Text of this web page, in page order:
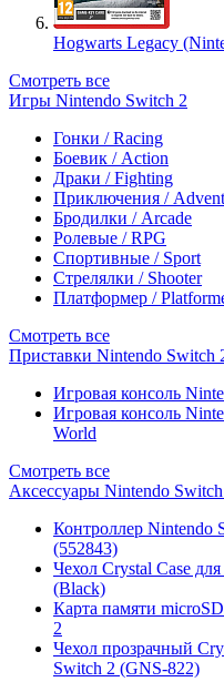
Hogwarts Legacy
Смотреть все
Игры Nintendo Switch 2
Гонки / Racing
Боевик / Action
Драки / Fighting
Приключения /
Бродилки / Arcade
Ролевые / RPG
Спортивные / Sport
Стрелялки / Shooter
Платформер /
Смотреть все
Приставки Nintendo Switch
Игровая консоль
Игровая консоль
World
Смотреть все
Аксессуары Nintendo
Контроллер Nintendo
(552843)
Чехол Сrystal Сase
(Black)
Карта памяти
2
Чехол прозрачный
Switch 2 (GNS-822)